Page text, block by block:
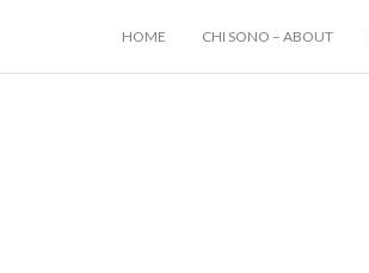
HOME CHI SONO – ABOUT